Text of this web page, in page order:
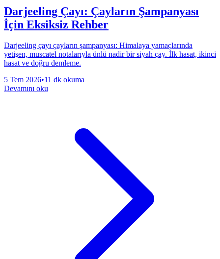
Darjeeling Çayı: Çayların Şampanyası
İçin Eksiksiz Rehber
Darjeeling çayı çayların şampanyası: Himalaya yamaçlarında
yetişen, muscatel notalarıyla ünlü nadir bir siyah çay. İlk hasat, ikinci
hasat ve doğru demleme.
5 Tem 2026•11 dk okuma
Devamını oku